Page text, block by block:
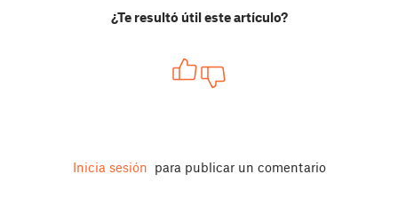
¿Te resultó útil este artículo?
Inicia sesión para publicar un comentario